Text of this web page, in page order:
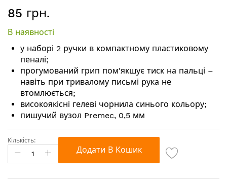
до
галереї
зображень
85 грн.
В наявності
у наборі 2 ручки в компактному пластиковому
пеналі;
прогумований грип пом'якшує тиск на пальці –
навіть при тривалому письмі рука не
втомлюється;
високоякісні гелеві чорнила синього кольору;
пишучий вузол Premec, 0,5 мм
Кількість:
Додати В Кошик